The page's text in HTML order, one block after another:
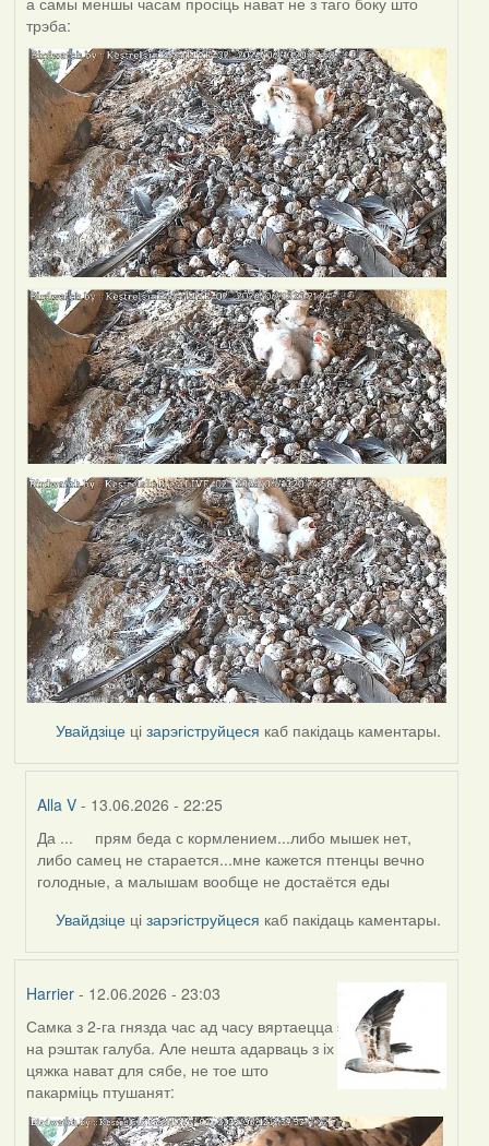
трэба:
Увайдзіце цізарэгіструйцеся каб пакідаць каментары.
Alla V - 13.06.2026 - 22:25
In
reply
to
Да ... прям беда с кормлением...либо мышек нет,
либо самец не старается...мне кажется птенцы вечно
голодные, а малышам вообще не достаётся еды
Увайдзіце цізарэгіструйцеся каб пакідаць каментары.
Harrier- 12.06.2026 - 23:03
Самка з 2-га гнязда час ад часу вяртаецца
на рэштак галуба. Але нешта адарваць з іх
цяжка нават для сябе, не тое што
пакарміць птушанят: